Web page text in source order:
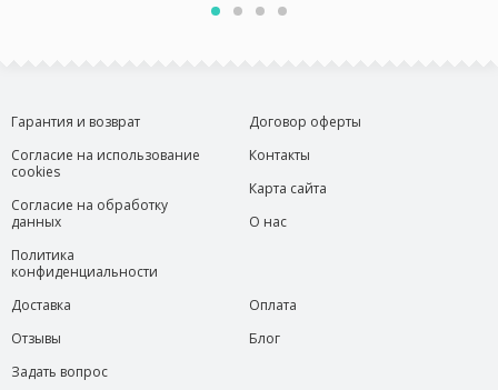
Гарантия и возврат
Согласие на использование
cookies
Согласие на обработку
данных
Политика
конфиденциальности
Договор оферты
Контакты
Карта сайта
О нас
Доставка
Отзывы
Задать вопрос
Оплата
Блог